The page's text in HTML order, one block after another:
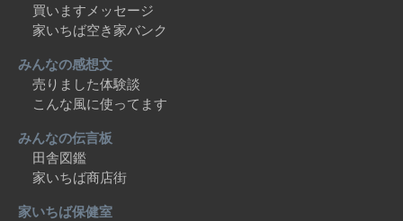
買いますメッセージ
家いちば空き家バンク
みんなの感想文
売りました体験談
こんな風に使ってます
みんなの伝言板
田舎図鑑
家いちば商店街
家いちば保健室